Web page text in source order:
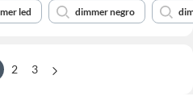
led dimmer negro
2 3